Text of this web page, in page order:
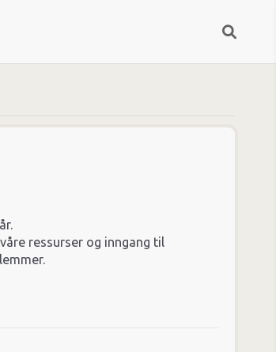
ressurser og inngang til